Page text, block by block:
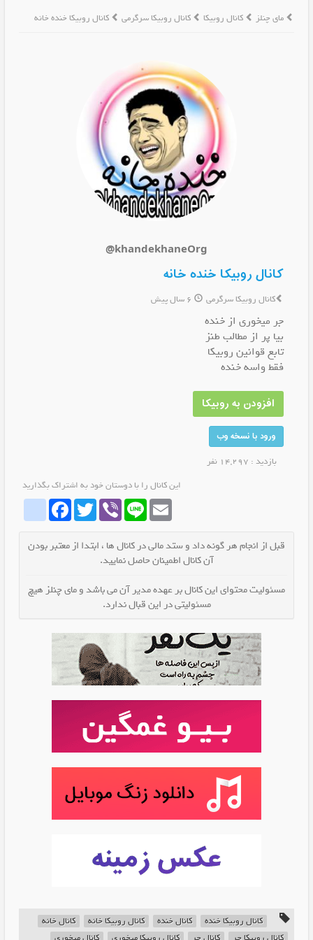
مای چنلز کانال روبیکا کانال روبیکا سرگرمی کانال روبیکا خنده خانه
@khandekhaneOrg
کانال روبیکا خنده خانه
کانال روبیکا سرگرمی
جر میخوری از خنده
بیا پر از مطالب طنز
تابع قوانین روبیکا
فقط واسه خنده
افزودن به روبیکا
ورود با نسخه وب
بازدید : 14,297 نفر
این کانال را با دوستان خود به اشتراک بگذارید
whatrubikaFacebookTwitter Viber Line Email
قبل از انجام هر گونه داد و ستد مالی در کانال ها ، ابتدا از معتبر بودن
آن کانال اطمینان حاصل نمایید.
مسئولیت محتوای این کانال بر عهده مدیر آن می باشد و مای چنلز هیچ
مسئولیتی در این قبال ندارد.
کانال روبیکا خنده کانال خنده کانال روبیکا خانه
کانال خانه